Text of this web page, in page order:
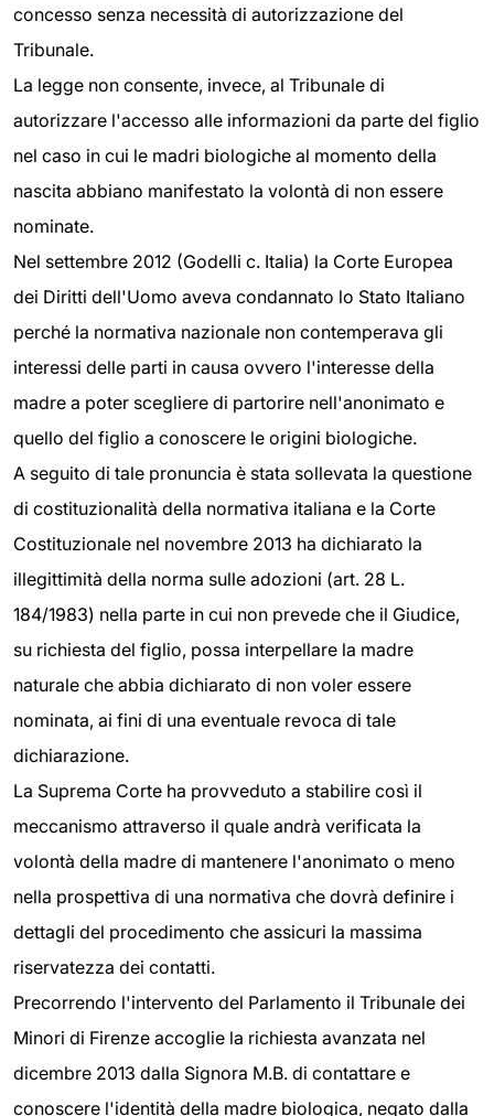
concesso senza necessità di autorizzazione del
Tribunale.
La legge non consente, invece, al Tribunale di
autorizzare l'accesso alle informazioni da parte del figlio
nel caso in cui le madri biologiche al momento della
nascita abbiano manifestato la volontà di non essere
nominate.
Nel settembre 2012 (Godelli c. Italia) la Corte Europea
dei Diritti dell'Uomo aveva condannato lo Stato Italiano
perché la normativa nazionale non contemperava gli
interessi delle parti in causa ovvero l'interesse della
madre a poter scegliere di partorire nell'anonimato e
quello del figlio a conoscere le origini biologiche.
A seguito di tale pronuncia è stata sollevata la questione
di costituzionalità della normativa italiana e la Corte
Costituzionale nel novembre 2013 ha dichiarato la
illegittimità della norma sulle adozioni (art. 28 L.
184/1983) nella parte in cui non prevede che il Giudice,
su richiesta del figlio, possa interpellare la madre
naturale che abbia dichiarato di non voler essere
nominata, ai fini di una eventuale revoca di tale
dichiarazione.
La Suprema Corte ha provveduto a stabilire così il
meccanismo attraverso il quale andrà verificata la
volontà della madre di mantenere l'anonimato o meno
nella prospettiva di una normativa che dovrà definire i
dettagli del procedimento che assicuri la massima
riservatezza dei contatti.
Precorrendo l'intervento del Parlamento il Tribunale dei
Minori di Firenze accoglie la richiesta avanzata nel
dicembre 2013 dalla Signora M.B. di contattare e
conoscere l'identità della madre biologica, negato dalla